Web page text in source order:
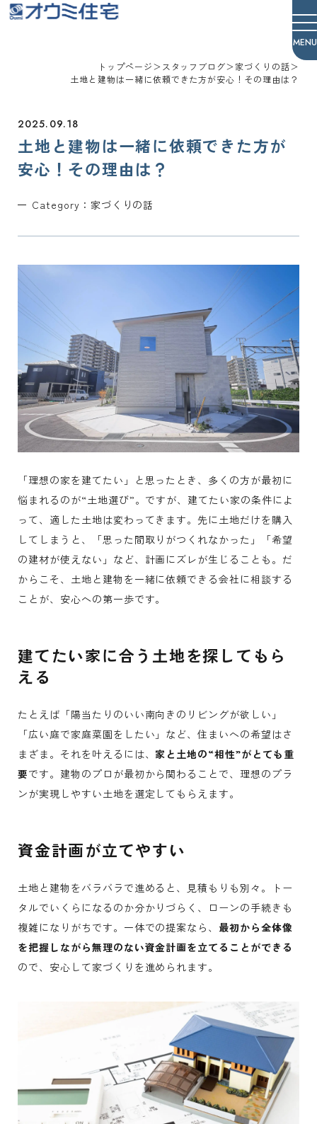
トップページ＞ スタッフブログ＞家づくりの話＞
土地と建物は一緒に依頼できた方が安心！その理由は？
2025.09.18
土地と建物は一緒に依頼できた方が
安心！その理由は？
Category： 家づくりの話
「理想の家を建てたい」と思ったとき、多くの方が最初に
悩まれるのが“土地選び”。ですが、建てたい家の条件によ
って、適した土地は変わってきます。先に土地だけを購入
してしまうと、「思った間取りがつくれなかった」「希望
の建材が使えない」など、計画にズレが生じることも。だ
からこそ、土地と建物を一緒に依頼できる会社に相談する
ことが、安心への第一歩です。
建てたい家に合う土地を探してもら
える
たとえば「陽当たりのいい南向きのリビングが欲しい」
「広い庭で家庭菜園をしたい」など、住まいへの希望はさ
まざま。それを叶えるには、 家と土地の“相性”がとても重
要です。建物のプロが最初から関わることで、理想のプラ
ンが実現しやすい土地を選定してもらえます。
資金計画が立てやすい
土地と建物をバラバラで進めると、見積もりも別々。トー
タルでいくらになるのか分かりづらく、ローンの手続きも
複雑になりがちです。一体での提案なら、 最初から全体像
を把握しながら無理のない資金計画を立てることができる
ので、安心して家づくりを進められます。